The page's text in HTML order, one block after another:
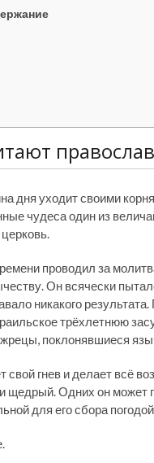
дня уходит своими
чудеса один из
проводил за
Он всячески
никакого
трёхлетнюю
жрецы, поклонявшиеся
гнев и делает всё
щедрый. Одних он может
для его сбора